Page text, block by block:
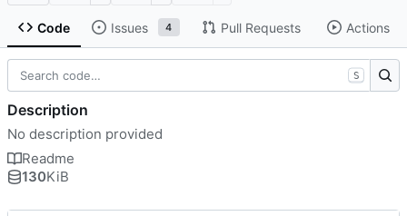
Code Issues 4 Pull Requests Actions
S
Description
No description provided
Readme
130KiB